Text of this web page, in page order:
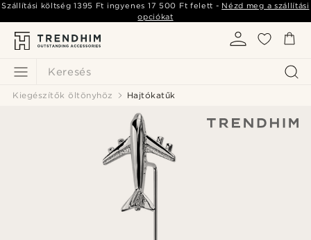
Keresés
Szállítási költség1395 Ft ingyenes 17 500 Ft felett - Nézd meg a szállítási
opciókat
Kiegészítők öltönyhöz Hajtókatűk